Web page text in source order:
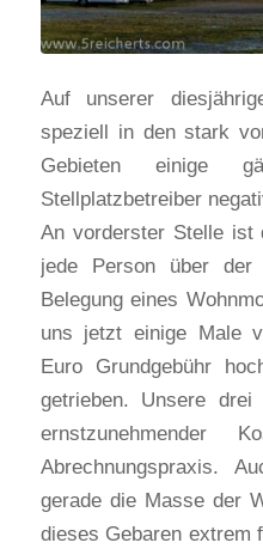
Auf unserer
speziell in den stark
Gebieten einige
Stellplatzbetreiber
An vorderster Stelle ist
jede Person über der
Belegung eines
uns jetzt einige Male
Euro Grundgebühr
getrieben. Unsere
ernstzunehmender
Abrechnungspraxis.
gerade die Masse der
dieses Gebaren extrem